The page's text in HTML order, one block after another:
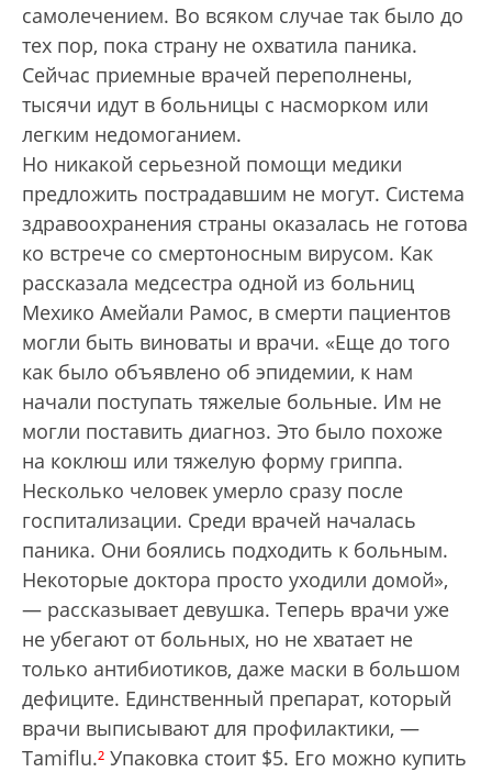
самолечением. Во всяком случае так было до
тех пор, пока страну не охватила паника.
Сейчас приемные врачей переполнены,
тысячи идут в больницы с насморком или
легким недомоганием.
Но никакой серьезной помощи медики
предложить пострадавшим не могут. Система
здравоохранения страны оказалась не готова
ко встрече со смертоносным вирусом. Как
рассказала медсестра одной из больниц
Мехико Амейали Рамос, в смерти пациентов
могли быть виноваты и врачи. «Еще до того
как было объявлено об эпидемии, к нам
начали поступать тяжелые больные. Им не
могли поставить диагноз. Это было похоже
на коклюш или тяжелую форму гриппа.
Несколько человек умерло сразу после
госпитализации. Среди врачей началась
паника. Они боялись подходить к больным.
Некоторые доктора просто уходили домой»,
— рассказывает девушка. Теперь врачи уже
не убегают от больных, но не хватает не
только антибиотиков, даже маски в большом
дефиците. Единственный препарат, который
врачи выписывают для профилактики, —
Tamiflu.² Упаковка стоит $5. Его можно купить